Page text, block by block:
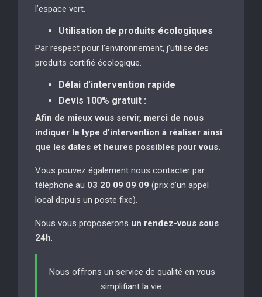
l’espace vert.
Utilisation de produits écologiques
Par respect pour l’environnement, j’utilise des
produits certifié écologique.
Délai d’intervention rapide
Devis 100% gratuit :
Afin de mieux vous servir, merci de nous
indiquer le type d’intervention à réaliser ainsi
que les dates et heures possibles pour vous.
Vous pouvez également nous contacter par
téléphone au 03 20 09 09 09 (prix d’un appel
local depuis un poste fixe).
Nous vous proposerons un rendez-vous sous
24h
Nous offrons un service de qualité en vous
simplifiant la vie.